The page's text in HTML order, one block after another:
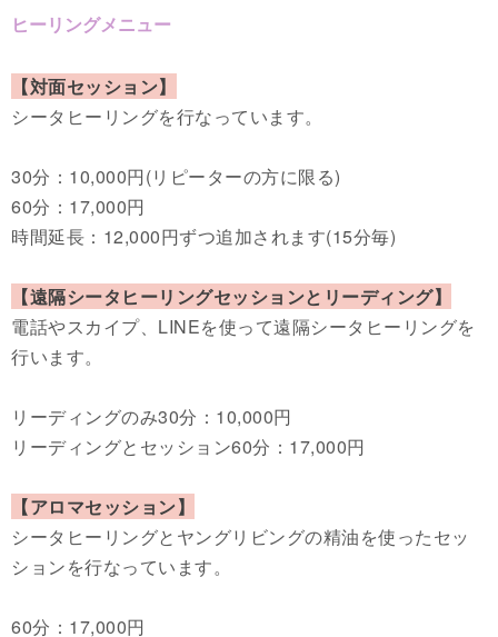
ヒーリングメニュー
【対面セッション】
シータヒーリングを行なっています。
30分：10,000円(リピーターの方に限る)
60分：17,000円
時間延長：12,000円ずつ追加されます(15分毎)
【遠隔シータヒーリングセッションとリーディング】
電話やスカイプ、LINEを使って遠隔シータヒーリングを
行います。
リーディングのみ30分：10,000円
リーディングとセッション60分：17,000円
【アロマセッション】
シータヒーリングとヤングリビングの精油を使ったセッ
ションを行なっています。
60分：17,000円